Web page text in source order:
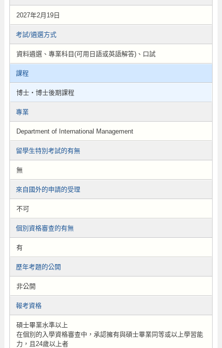
2027年2月19日
考試/遴選方式
資料遴選、專業科目(可用日語或英語解答)、口試
課程
博士・博士後期課程
專業
Department of International Management
留學生特別考試的有無
無
來自國外的申請的受理
不可
個別資格審查的有無
有
歷年考題的公開
非公開
報考資格
碩士畢業水準以上
在個別的入學資格審查中，承認擁有與碩士畢業同等或以上學習能
力，且24歲以上者